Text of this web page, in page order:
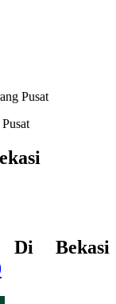
Pusat
Di Bekasi